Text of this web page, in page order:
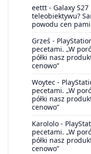
eettt - Galaxy
teleobiektywu?
powodu cen
Grześ -
pecetami. „W
półki nasz
cenowo”
Woytec -
pecetami. „W
półki nasz
cenowo”
Karololo -
pecetami. „W
półki nasz
cenowo”